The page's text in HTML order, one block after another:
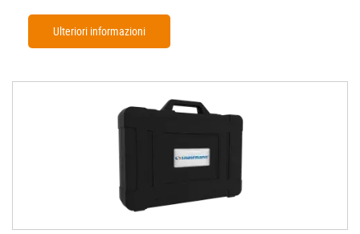
Ulteriori informazioni